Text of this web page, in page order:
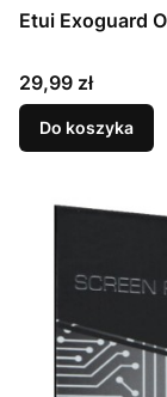
Etui Exoguard
Cena
29,99 zł
Do koszyka